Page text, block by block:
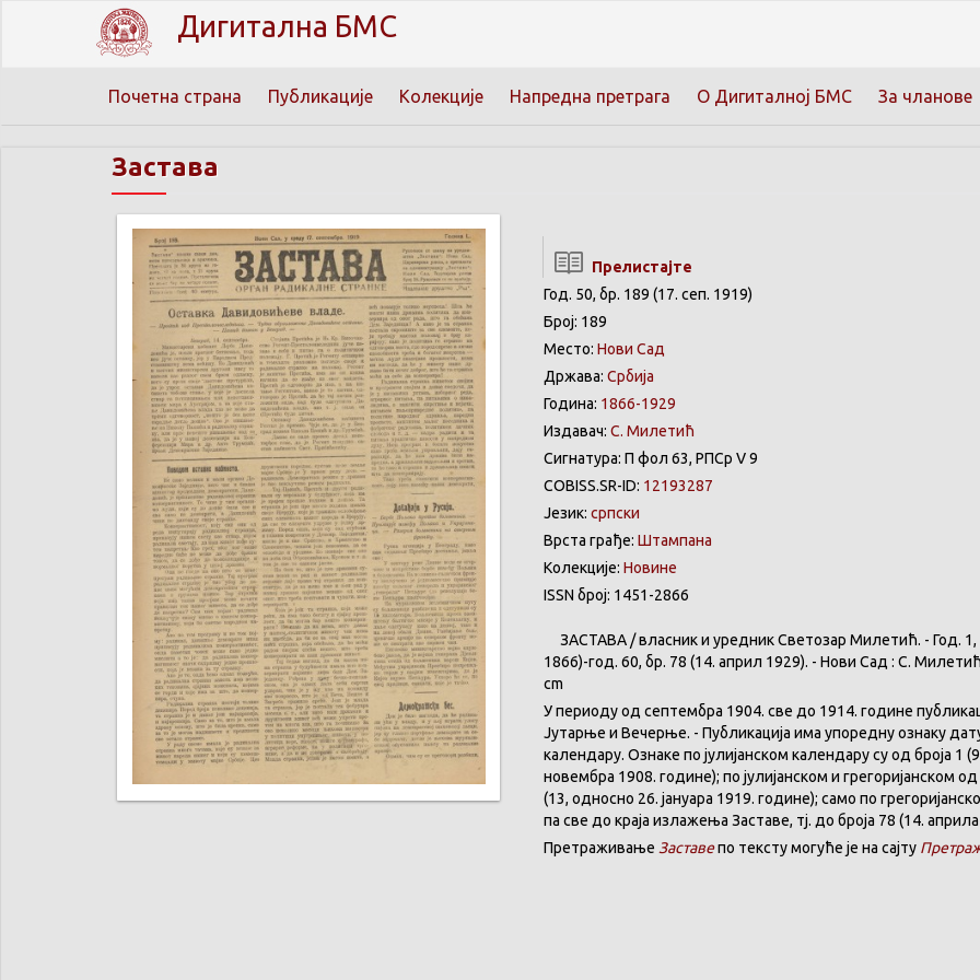
Дигитална БМС
Почетна страна Публикације Колекције Напредна претрага О Дигиталној БМС За чланове
Застава
Прелистајте
Год. 50, бр. 189 (17. сеп. 1919)
Број: 189
Место: Нови Сад
Држава: Србија
Година: 1866-1929
Издавач: С. Милетић
Сигнатура: П фол 63, РПСр V 9
COBISS.SR-ID: 12193287
Језик: српски
Врста грађе: Штампана
Колекције: Новине
ISSN број: 1451-2866
ЗАСТАВА /власники уредникСветозар Милетић. - Год. 1,
1866)-год. 60, бр. 78 (14. април 1929). - Нови Сад : С.
cm
Упериодуод септембра 1904. све до 1914. године
Јутарње и Вечерње. - Публикација има упореднуознаку
календару. Ознаке по јулијанском календару су од броја 1
новембра 1908. године); по јулијанском и грегоријанском
(13, односно 26. јануара 1919. године); само по
па све до краја излажења Заставе, тј. до броја 78 (14.
Претраживање Заставепо тексту могуће је на сајту